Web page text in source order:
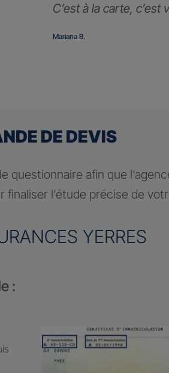
C’est à la carte,
Mariana B.
DE DEVIS
questionnaire afin que
l’étude précise de
YERRES
: